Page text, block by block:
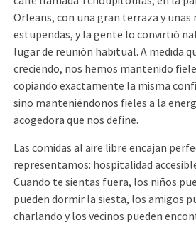
Orleans, con una gran terraza y unas
estupendas, y la gente lo convirtió
lugar de reunión habitual. A medida
creciendo, nos hemos mantenido
copiando exactamente la misma
sino manteniéndonos fieles a la
acogedora que nos define.
Las comidas al aire libre encajan
representamos: hospitalidad
Cuando te sientas fuera, los niños
pueden dormir la siesta, los amigos
charlando y los vecinos pueden